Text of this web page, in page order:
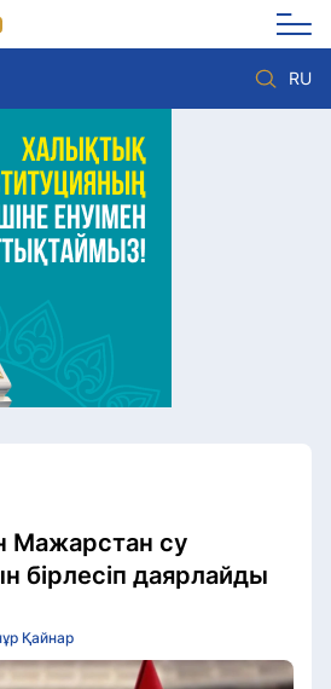
RU
Көзқарас
Видео
Мажарстан су
бірлесіп даярлайды
Қайнар